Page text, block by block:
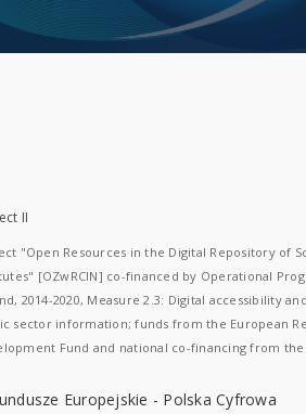
II
"Open Resources in the Digital Repository of
[OZwRCIN] co-financed by Operational
2014-2020, Measure 2.3: Digital accessibility
sector information; funds from the European
Fund and national co-financing from